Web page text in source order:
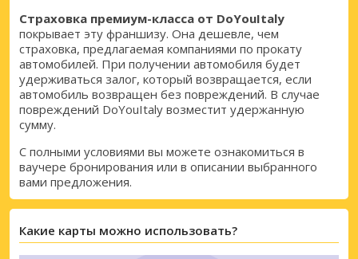
Страховка премиум-класса от DoYouItaly
покрывает эту франшизу. Она дешевле, чем
страховка, предлагаемая компаниями по прокату
автомобилей. При получении автомобиля будет
удерживаться залог, который возвращается, если
автомобиль возвращен без повреждений. В случае
повреждений DoYouItaly возместит удержанную
сумму.
С полными условиями вы можете ознакомиться в
ваучере бронирования или в описании выбранного
вами предложения.
Какие карты можно использовать?